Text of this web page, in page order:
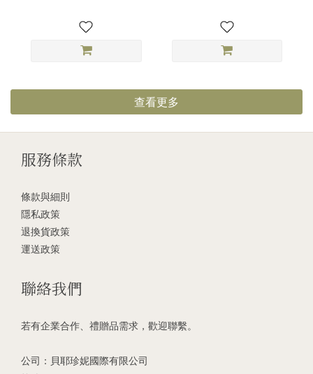
查看更多
服務條款
條款與細則
隱私政策
退換貨政策
運送政策
聯絡我們
若有企業合作、禮贈品需求，歡迎聯繫。
公司：貝耶珍妮國際有限公司